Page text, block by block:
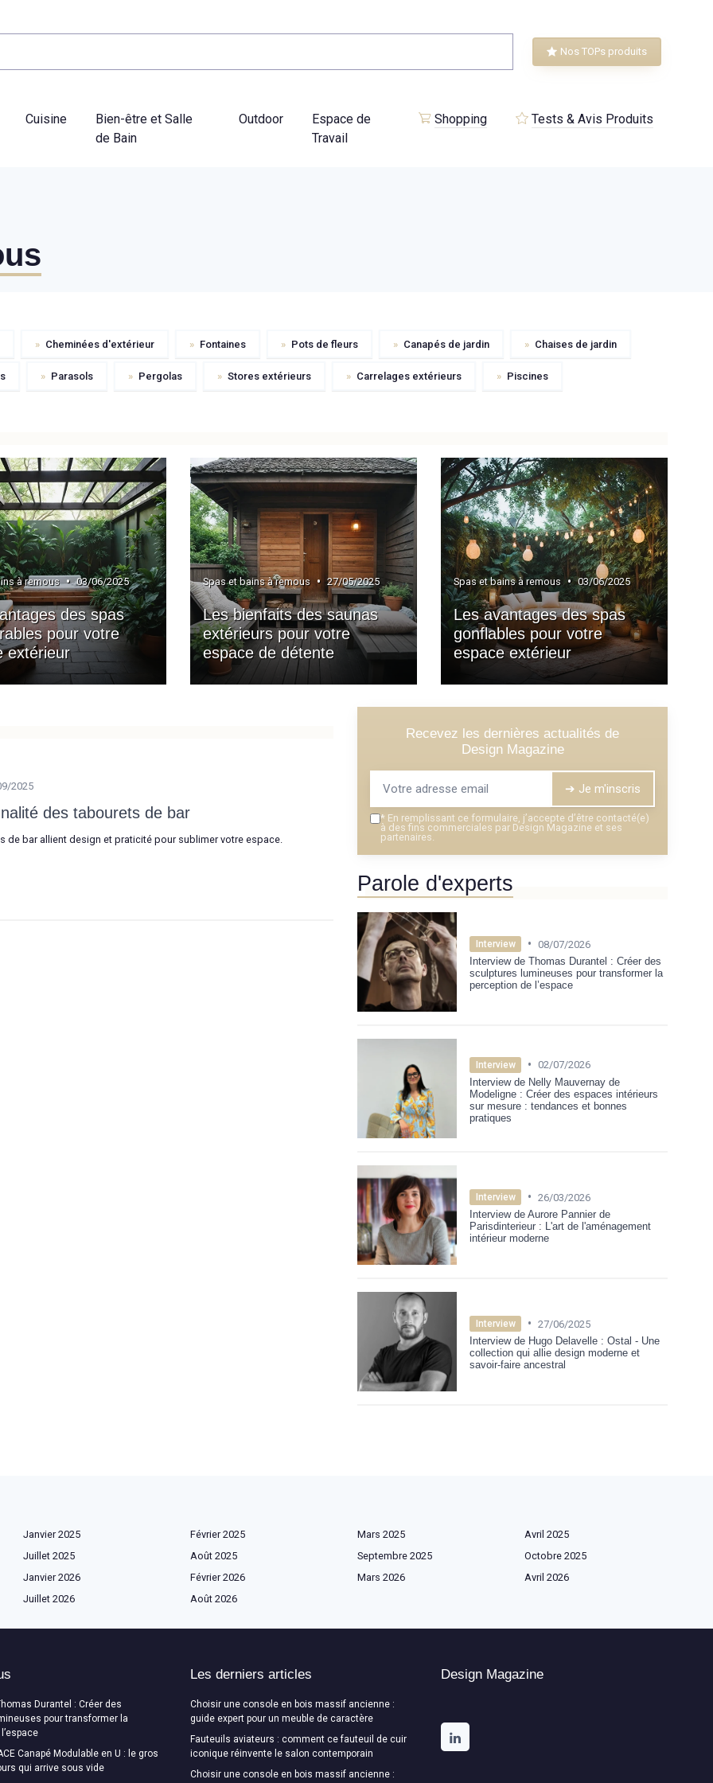
Nos TOPs produits
Cuisine
Bien-être et Salle
de Bain
Outdoor
Espace de
Travail
Shopping Tests & Avis Produits
» Cheminées d'extérieur » Fontaines » Pots de fleurs » Canapés de jardin » Chaises de jardin
» Parasols » Pergolas » Stores extérieurs » Carrelages extérieurs » Piscines
à remous • 03/06/2025
des spas
pour votre
extérieur
Spas et bains à remous • 27/05/2025
Les bienfaits des saunas
extérieurs pour votre
espace de détente
Spas et bains à remous • 03/06/2025
Les avantages des spas
gonflables pour votre
espace extérieur
2025
des tabourets de bar
de bar allient design et praticité pour sublimer votre espace.
Recevez les dernières actualités de
Design Magazine
➔ Je m'inscris
* En remplissant ce formulaire, j’accepte d’être contacté(e)
à des fins commerciales par Design Magazine et ses
partenaires.
Parole d'experts
Interview • 08/07/2026
Interview de Thomas Durantel : Créer des
sculptures lumineuses pour transformer la
perception de l’espace
Interview • 02/07/2026
Interview de Nelly Mauvernay de
Modeligne : Créer des espaces intérieurs
sur mesure : tendances et bonnes
pratiques
Interview • 26/03/2026
Interview de Aurore Pannier de
Parisdinterieur : L'art de l'aménagement
intérieur moderne
Interview • 27/06/2025
Interview de Hugo Delavelle : Ostal - Une
collection qui allie design moderne et
savoir-faire ancestral
Janvier 2025 Février 2025 Mars 2025
Avril 2025
Juillet 2025 Août 2025 Septembre 2025
Octobre 2025
Janvier 2026 Février 2026 Mars 2026
Avril 2026
Juillet 2026 Août 2026
Durantel : Créer des
pour transformer la
Canapé Modulable en U : le gros
qui arrive sous vide
Les derniers articles
Choisir une console en bois massif ancienne :
guide expert pour un meuble de caractère
Fauteuils aviateurs : comment ce fauteuil de cuir
iconique réinvente le salon contemporain
Choisir une console en bois massif ancienne :
Design Magazine